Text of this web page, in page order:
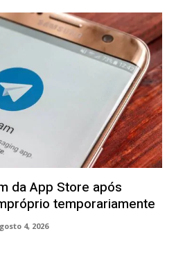
da App Store após
temporariamente
4, 2026